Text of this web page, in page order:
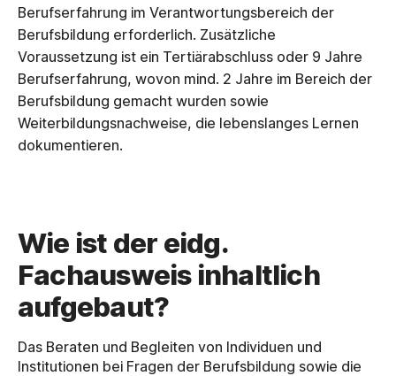
Berufserfahrung im Verantwortungsbereich der
Berufsbildung erforderlich. Zusätzliche
Voraussetzung ist ein Tertiärabschluss oder 9 Jahre
Berufserfahrung, wovon mind. 2 Jahre im Bereich der
Berufsbildung gemacht wurden sowie
Weiterbildungsnachweise, die lebenslanges Lernen
dokumentieren.
Wie ist der eidg.
Fachausweis inhaltlich
aufgebaut?
Das Beraten und Begleiten von Individuen und
Institutionen bei Fragen der Berufsbildung sowie die